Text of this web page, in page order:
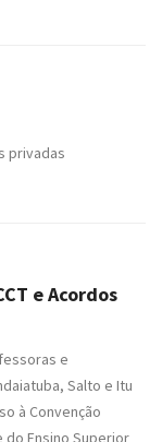
privadas
e Acordos
e
Salto e Itu
à Convenção
do Ensino Superior